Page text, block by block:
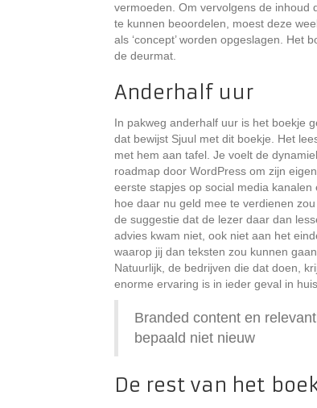
vermoeden. Om vervolgens de inhoud
te kunnen beoordelen, moest deze
als ‘concept’ worden opgeslagen. Het
de deurmat.
Anderhalf uur
In pakweg anderhalf uur is het boekje
dat bewijst Sjuul met dit boekje. Het
met hem aan tafel. Je voelt de
roadmap door WordPress om zijn
eerste stapjes op social media
hoe daar nu geld mee te verdienen
de suggestie dat de lezer daar dan
advies kwam niet, ook niet aan het
waarop jij dan teksten zou kunnen
Natuurlijk, de bedrijven die dat doen,
enorme ervaring is in ieder geval in huis.
Branded content en
bepaald niet nieuw
De rest van het